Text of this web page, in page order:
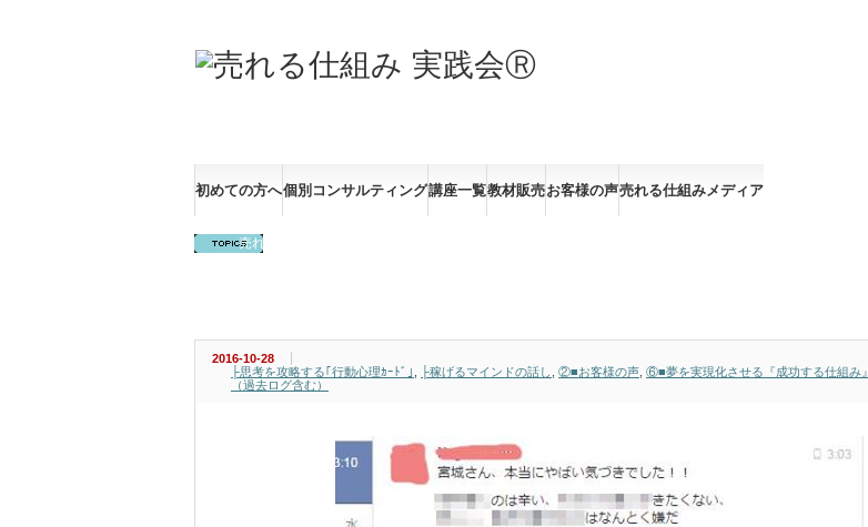
初めての方へ個別コンサルティング講座一覧教材販売お客様の声売れる仕組みメディア
売れる技術１００のチェックリスト【ダウンロード無料】
2016-10-28
├思考を攻略する｢行動心理ｶｰﾄﾞ｣
├稼げるマインドの話し ②■お客様の声 ⑥■夢を実現化させる『成功する仕組み』
（過去ログ含む）